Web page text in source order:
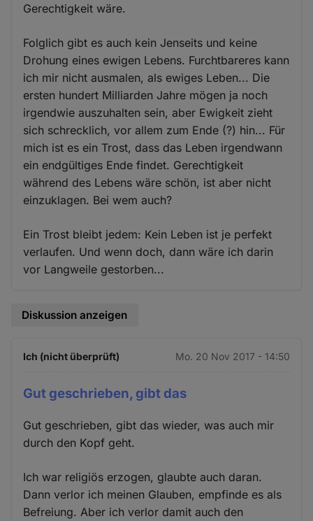
Gerechtigkeit wäre.
Folglich gibt es auch kein Jenseits und keine
Drohung eines ewigen Lebens. Furchtbareres kann
ich mir nicht ausmalen, als ewiges Leben... Die
ersten hundert Milliarden Jahre mögen ja noch
irgendwie auszuhalten sein, aber Ewigkeit zieht
sich schrecklich, vor allem zum Ende (?) hin... Für
mich ist es ein Trost, dass das Leben irgendwann
ein endgültiges Ende findet. Gerechtigkeit
während des Lebens wäre schön, ist aber nicht
einzuklagen. Bei wem auch?
Ein Trost bleibt jedem: Kein Leben ist je perfekt
verlaufen. Und wenn doch, dann wäre ich darin
vor Langweile gestorben...
Diskussion anzeigen
Ich (nicht überprüft) Mo. 20 Nov 2017 - 14:50
Gut geschrieben, gibt das
Gut geschrieben, gibt das wieder, was auch mir
durch den Kopf geht.
Ich war religiös erzogen, glaubte auch daran.
Dann verlor ich meinen Glauben, empfinde es als
Befreiung. Aber ich verlor damit auch den